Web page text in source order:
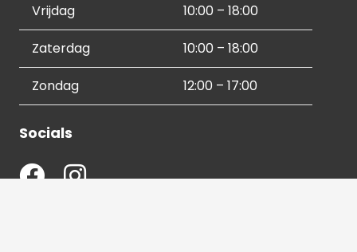
Vrijdag 10:00 – 18:00
Zaterdag 10:00 – 18:00
Zondag 12:00 – 17:00
Socials